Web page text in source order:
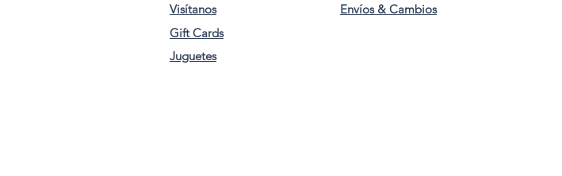
Visítanos
Envíos & Cambios
Gift Cards
Juguetes